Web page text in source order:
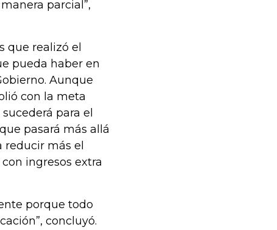
parcial”,
que realizó el
pueda haber en
Aunque
con la meta
para el
pasará más allá
reducir más el
ingresos extra
porque todo
concluyó.